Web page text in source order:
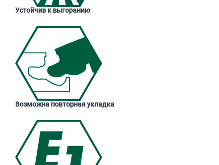
Устойчив к выгоранию
Возможна повторная укладка